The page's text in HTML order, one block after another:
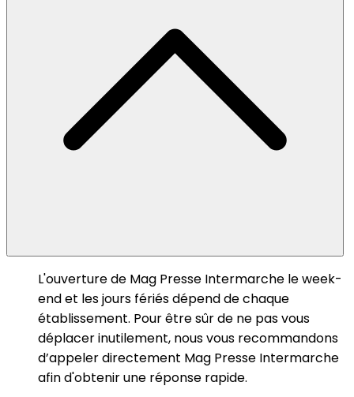
L'ouverture de Mag Presse Intermarche le week-
end et les jours fériés dépend de chaque
établissement. Pour être sûr de ne pas vous
déplacer inutilement, nous vous recommandons
d’appeler directement Mag Presse Intermarche
afin d'obtenir une réponse rapide.